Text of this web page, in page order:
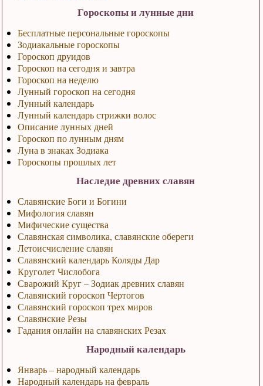
Гороскопы и лунные дни
Бесплатные персональные гороскопы
Зодиакальные гороскопы
Гороскоп друидов
Гороскоп на сегодня и завтра
Гороскоп на неделю
Лунный гороскоп на сегодня
Лунный календарь
Лунный календарь стрижки волос
Описание лунных дней
Гороскоп по лунным дням
Луна в знаках Зодиака
Гороскопы прошлых лет
Наследие древних славян
Славянские Боги и Богини
Мифология славян
Мифические существа
Славянская символика, славянские обереги
Летоисчисление славян
Славянский календарь Коляды Дар
Круголет Числобога
Сварожий Круг – Зодиак древних славян
Славянский гороскоп Чертогов
Славянский гороскоп трех миров
Славянские Резы
Гадания онлайн на славянских Резах
Народный календарь
Январь – народный календарь
Народный календарь на февраль